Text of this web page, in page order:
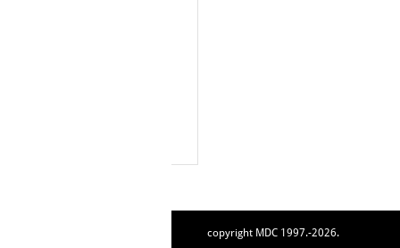
copyright MDC 1997.-2026.